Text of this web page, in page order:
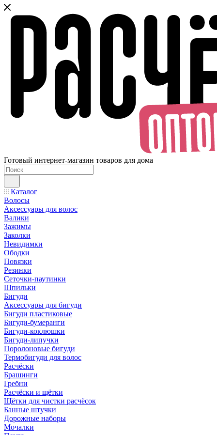
Готовый интернет-магазин товаров для дома
Каталог
Волосы
Аксессуары для волос
Валики
Зажимы
Заколки
Невидимки
Ободки
Повязки
Резинки
Сеточки-паутинки
Шпильки
Бигуди
Аксессуары для бигуди
Бигуди пластиковые
Бигуди-бумеранги
Бигуди-коклюшки
Бигуди-липучки
Поролоновые бигуди
Термобигуди для волос
Расчёски
Брашинги
Гребни
Расчёски и щётки
Щётки для чистки расчёсок
Банные штучки
Дорожные наборы
Мочалки